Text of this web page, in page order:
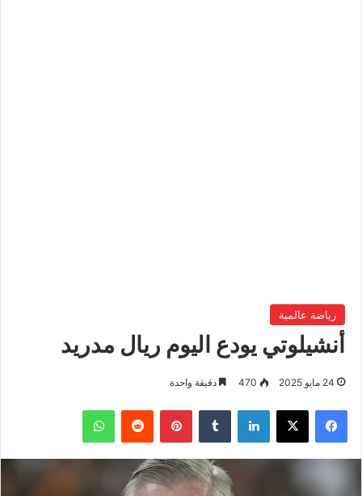
رياضة عالمية
أنشيلوتي يودع اليوم ريال مدريد
24 مايو 2025 470 دقيقة واحدة
فيسبوك ‫X لينكدإن بينتيريست واتساب